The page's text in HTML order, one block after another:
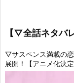
【▽全話ネタバ
▽サスペンス満載の
展開！【アニメ化決定